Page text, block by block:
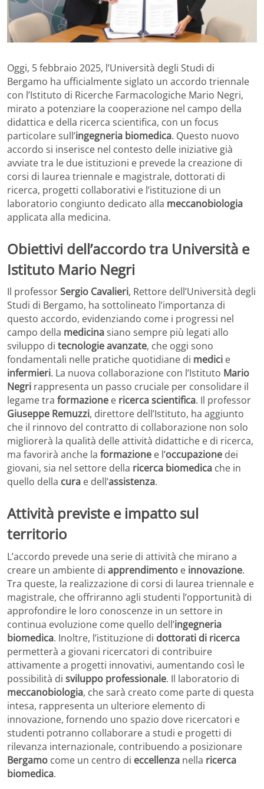
Oggi, 5 febbraio 2025, l’Università degli Studi di
Bergamo ha ufficialmente siglato un accordo triennale
con l’Istituto di Ricerche Farmacologiche Mario Negri,
mirato a potenziare la cooperazione nel campo della
didattica e della ricerca scientifica, con un focus
particolare sull’ingegneria biomedica. Questo nuovo
accordo si inserisce nel contesto delle iniziative già
avviate tra le due istituzioni e prevede la creazione di
corsi di laurea triennale e magistrale, dottorati di
ricerca, progetti collaborativi e l’istituzione di un
laboratorio congiunto dedicato alla meccanobiologia
applicata alla medicina.
Obiettivi dell’accordo tra Università e
Istituto Mario Negri
Il professorSergio Cavalieri, Rettore dell’Università degli
Studi di Bergamo, ha sottolineato l’importanza di
questo accordo, evidenziando come i progressi nel
campo della medicinasiano sempre più legati allo
sviluppo di tecnologie avanzate, che oggi sono
fondamentali nelle pratiche quotidiane di medici e
infermieri. La nuova collaborazione con l’Istituto Mario
Negri rappresenta un passo cruciale per consolidare il
legame tra formazione e ricerca scientifica. Il professor
Giuseppe Remuzzi, direttore dell’Istituto, ha aggiunto
che il rinnovo del contratto di collaborazione non solo
migliorerà la qualità delle attività didattiche e di ricerca,
ma favorirà anche la formazione e l’occupazione dei
giovani, sia nel settore della ricerca biomedica che in
quello della cura e dell’assistenza.
Attività previste e impatto sul
territorio
L’accordo prevede una serie di attività che mirano a
creare un ambiente di apprendimento e innovazione.
Tra queste, la realizzazione di corsi di laurea triennale e
magistrale, che offriranno agli studenti l’opportunità di
approfondire le loro conoscenze in un settore in
continua evoluzione come quello dell’ingegneria
biomedica. Inoltre, l’istituzione di dottorati di ricerca
permetterà a giovani ricercatori di contribuire
attivamente a progetti innovativi, aumentando così le
possibilità di sviluppo professionale. Il laboratorio di
meccanobiologia, che sarà creato come parte di questa
intesa, rappresenta un ulteriore elemento di
innovazione, fornendo uno spazio dove ricercatori e
studenti potranno collaborare a studi e progetti di
rilevanza internazionale, contribuendo a posizionare
Bergamo come un centro di eccellenza nella ricerca
biomedica.